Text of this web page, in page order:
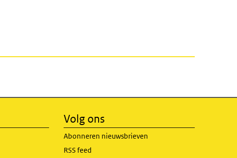
Volg ons
Abonneren nieuwsbrieven
RSS feed